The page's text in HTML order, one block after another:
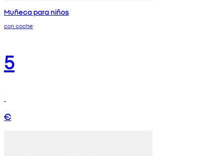
Muñeca para niños
con coche
5
€